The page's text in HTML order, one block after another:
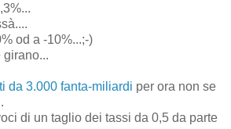
od a -10%...;-)
girano...
da 3.000 fanta-miliardi per ora non se
di un taglio dei tassi da 0,5 da parte